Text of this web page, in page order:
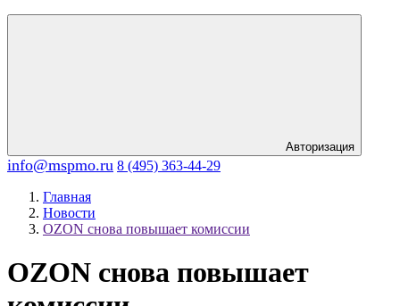
Авторизация
info@mspmo.ru 8 (495) 363-44-29
Главная
Новости
OZON снова повышает комиссии
OZON снова повышает